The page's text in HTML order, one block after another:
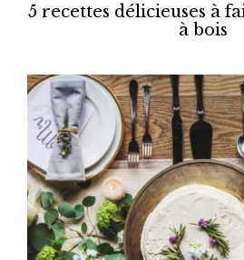
5 recettes délicieuses à
à bois